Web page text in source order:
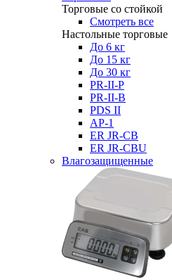
Торговые со стойкой
Смотреть все
Настольные торговые
До 6 кг
До 15 кг
До 30 кг
PR-II-P
PR-II-B
PDS II
AP-1
ER JR-CB
ER JR-CBU
Влагозащищенные